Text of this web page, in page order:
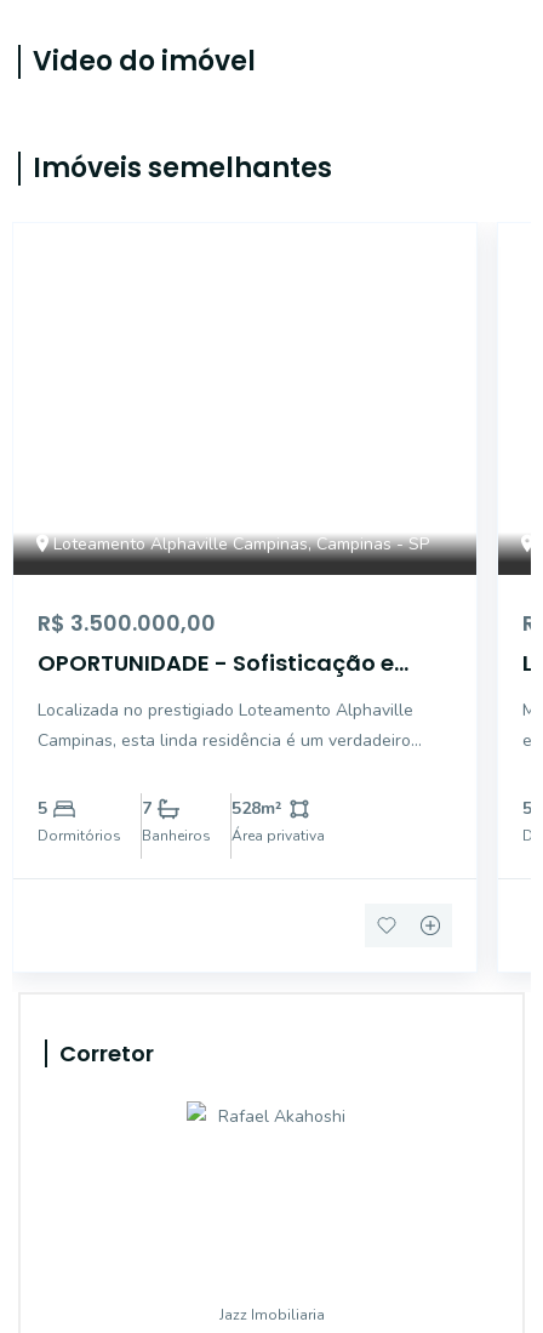
Video do imóvel
Imóveis semelhantes
Loteamento Alphaville Campinas, Campinas - SP
R$ 3.500.000,00
OPORTUNIDADE - Sofisticação e
Casa com 528m² em Terreno de
703m²!
Localizada no prestigiado Loteamento Alphaville
Campinas, esta linda residência é um verdadeiro
qualidade de vida em um dos endereços mais
valorizados da cidade. O imóvel possui 528,61 m² de
área privativa, impla
5
Dormitórios
7
Banheiros
528m²
Área privativa
5
Corretor
Jazz Imobiliaria